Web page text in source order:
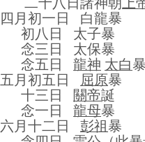
四月初一日
白龍暴
初八日
太子暴
念三日
太保暴
念五日
龍神 太白
五月初五日
屈原暴
十三日
關帝誕
念一日
龍母暴
六月十二日
彭祖暴